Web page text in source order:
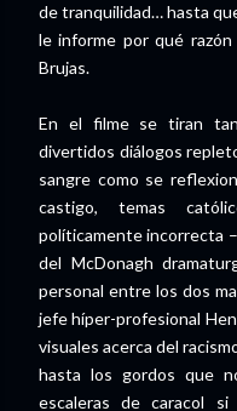
de tranquilidad… hasta
le informe por qué
Brujas.
En el filme se tiran
divertidos diálogos
sangre como se
castigo, temas
políticamente incorrecta
del McDonagh
personal entre los dos
jefe híper-profesional
visuales acerca del
hasta los gordos que
escaleras de caracol